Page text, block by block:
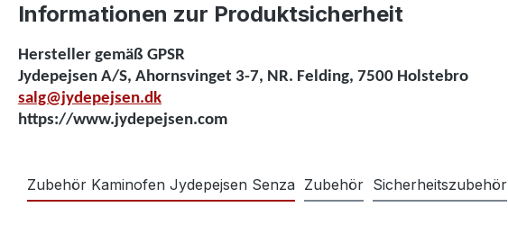
Informationen zur Produktsicherheit
Hersteller gemäß GPSR
Jydepejsen A/S, Ahornsvinget 3-7, NR. Felding, 7500 Holstebro
salg@jydepejsen.dk
https://www.jydepejsen.com
Zubehör Kaminofen Jydepejsen Senza Zubehör Sicherheitszubehör